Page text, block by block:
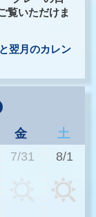
覧いただけま
翌月のカレン
金
土
7/31 8/1